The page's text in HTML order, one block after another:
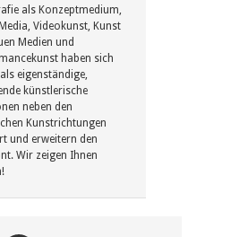
als Konzeptmedium,
Videokunst, Kunst
Medien und
haben sich
eigenständige,
künstlerische
neben den
Kunstrichtungen
und erweitern den
Wir zeigen Ihnen